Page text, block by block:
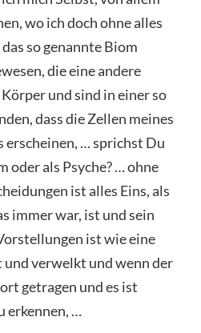
wo ich doch ohne alles
so genannte Biom
die eine andere
und sind in einer so
dass die Zellen meines
erscheinen, … sprichst Du
oder als Psyche? … ohne
ist alles Eins, als
immer war, ist und sein
ist wie eine
verwelkt und wenn der
getragen und es ist
erkennen, …